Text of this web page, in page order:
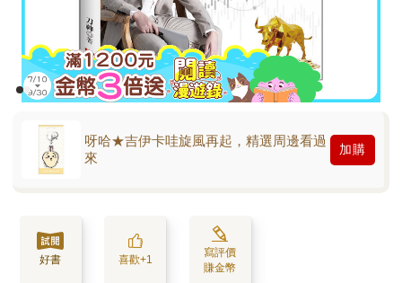
呀哈★吉伊卡哇旋風再起，精選周邊看過
來
加購
好書 喜歡+1
寫評價
賺金幣